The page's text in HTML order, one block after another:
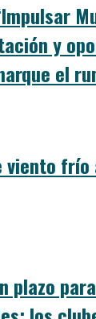
y
el
viento
plazo